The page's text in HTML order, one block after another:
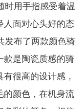
时用手指感受着温
人面对心头好的态
发布了两款颜色骑
款是陶瓷质感的骑
很高的设计感，
的颜色，在机身流